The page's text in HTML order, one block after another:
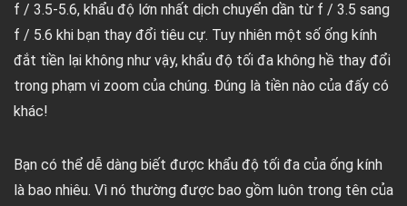
f / 3.5-5.6, khẩu độ lớn nhất dịch chuyển dần từ f / 3.5 sang
f / 5.6 khi bạn thay đổi tiêu cự. Tuy nhiên một số ống kính
đắt tiền lại không như vậy, khẩu độ tối đa không hề thay đổi
trong phạm vi zoom của chúng. Đúng là tiền nào của đấy có
khác!
Bạn có thể dễ dàng biết được khẩu độ tối đa của ống kính
là bao nhiêu. Vì nó thường được bao gồm luôn trong tên của